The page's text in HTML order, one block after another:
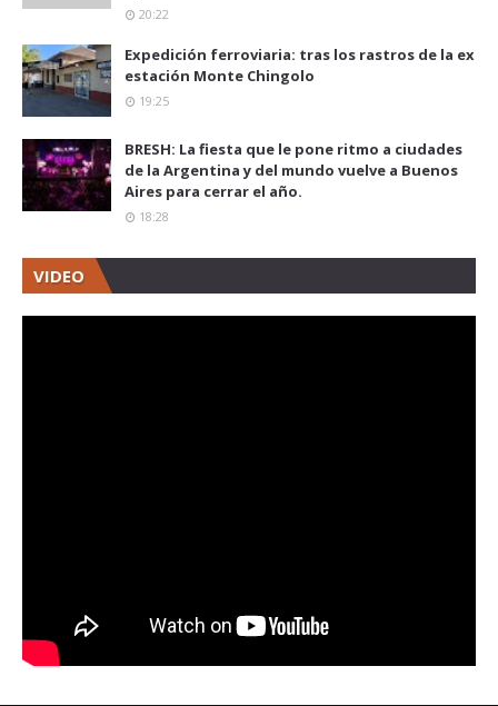
20:22
Expedición ferroviaria: tras los rastros de la ex
estación Monte Chingolo
19:25
BRESH: La fiesta que le pone ritmo a ciudades
de la Argentina y del mundo vuelve a Buenos
Aires para cerrar el año.
18:28
VIDEO